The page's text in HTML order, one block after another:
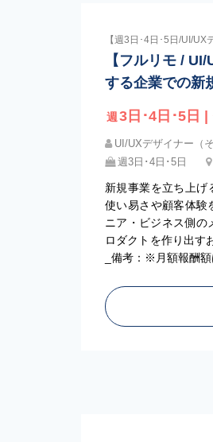
【週3日･4日･5日/UI/UX
【フルリモ /
する企業での新
週 3日･4日･5日 |
UI/UXデザイナー（そ
週3日･4日･5日
新規事業を立ち上げ
使い易さや顧客体験
ニア・ビジネス側の
ロダクトを作り出す
_備考：※月額報酬